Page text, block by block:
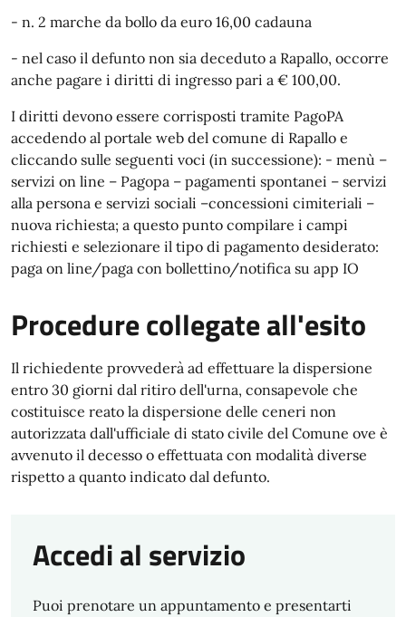
- n. 2 marche da bollo da euro 16,00 cadauna
- nel caso il defunto non sia deceduto a Rapallo, occorre
anche pagare i diritti di ingresso pari a € 100,00.
I diritti devono essere corrisposti tramite PagoPA
accedendo al portale web del comune di Rapallo e
cliccando sulle seguenti voci (in successione): - menù –
servizi on line – Pagopa – pagamenti spontanei – servizi
alla persona e servizi sociali –concessioni cimiteriali –
nuova richiesta; a questo punto compilare i campi
richiesti e selezionare il tipo di pagamento desiderato:
paga on line/paga con bollettino/notifica su app IO
Procedure collegate all'esito
Il richiedente provvederà ad effettuare la dispersione
entro 30 giorni dal ritiro dell'urna, consapevole che
costituisce reato la dispersione delle ceneri non
autorizzata dall'ufficiale di stato civile del Comune ove è
avvenuto il decesso o effettuata con modalità diverse
rispetto a quanto indicato dal defunto.
Accedi al servizio
Puoi prenotare un appuntamento e presentarti